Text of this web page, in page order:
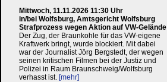
Mittwoch, 11.11.2026 11:30 Uhr
in/bei Wolfsburg, Amtsgericht Wolfsburg
Strafprozess wegen Aktion auf VW-Gelände
Der Zug, der Braunkohle für das VW-eigene
Kraftwerk bringt, wurde blockiert. Mit dabei
war der Journalist Jörg Bergstedt, der wegen
seinen kritischen Filmen bei der Justiz und
Polizei in Raum Braunschweig/Wolfsburg
verhasst ist. [mehr]